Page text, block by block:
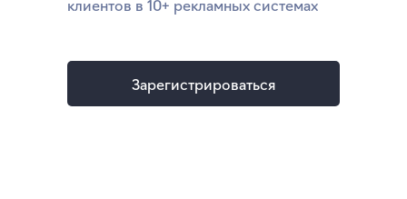
Зарегистрироваться
клиентов в 10+ рекламных системах